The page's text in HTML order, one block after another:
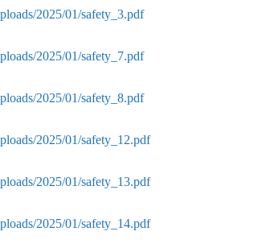
2025/01/safety_3.pdf
2025/01/safety_7.pdf
2025/01/safety_8.pdf
2025/01/safety_12.pdf
2025/01/safety_13.pdf
2025/01/safety_14.pdf